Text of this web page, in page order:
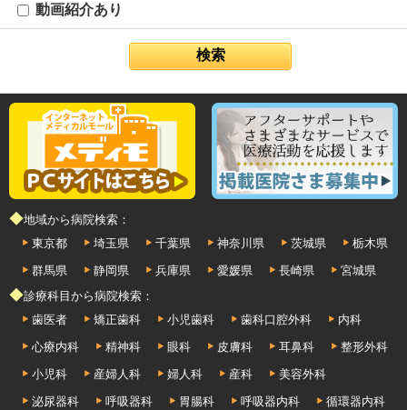
動画紹介あり
◆地域から病院検索：
東京都
埼玉県 千葉県 神奈川県 茨城県
栃木県
群馬県
静岡県 兵庫県 愛媛県 長崎県
宮城県
◆診療科目から病院検索：
歯医者
矯正歯科 小児歯科 歯科口腔外科
内科
心療内科
精神科 眼科 皮膚科 耳鼻科
整形外科
小児科
産婦人科 婦人科 産科
美容外科
泌尿器科
呼吸器科 胃腸科 呼吸器内科
循環器内科